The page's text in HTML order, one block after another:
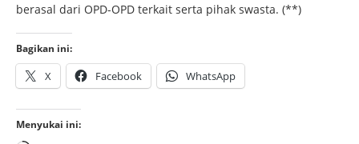
berasal dari OPD-OPD terkait serta pihak swasta. (**)
Bagikan ini:
X Facebook WhatsApp
Menyukai ini: